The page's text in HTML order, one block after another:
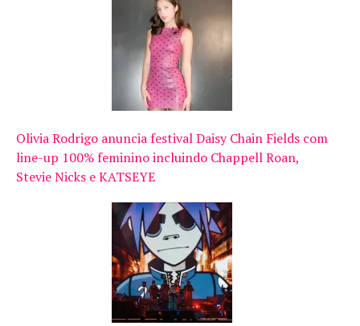
Olivia Rodrigo anuncia festival Daisy Chain Fields com
line-up 100% feminino incluindo Chappell Roan,
Stevie Nicks e KATSEYE